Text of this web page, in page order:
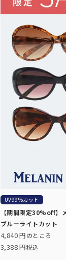
折り畳
解説します。
UV99%カット
【期間限定30%off】
ブルーライトカット
4,840 のところ
3,388 税込